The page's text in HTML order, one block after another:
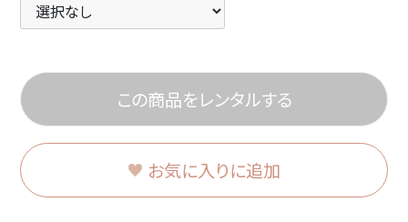
この商品をレンタルする
お気に入りに追加